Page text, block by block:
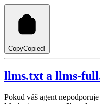
CopyCopied!
llms.txt a llms-
Pokud váš agent